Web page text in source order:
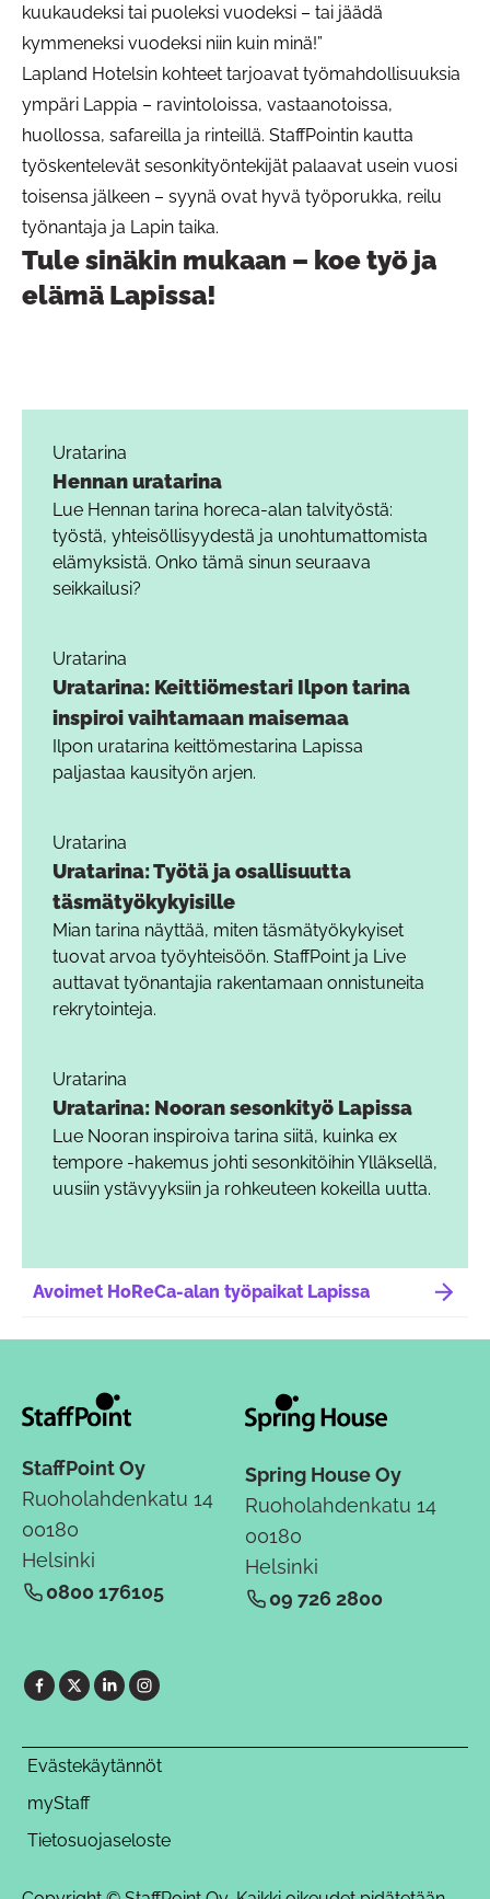
kuukaudeksi tai puoleksi vuodeksi – tai jäädä
kymmeneksi vuodeksi niin kuin minä!”
Lapland Hotelsin kohteet tarjoavat työmahdollisuuksia
ympäri Lappia – ravintoloissa, vastaanotoissa,
huollossa, safareilla ja rinteillä. StaffPointin kautta
työskentelevät sesonkityöntekijät palaavat usein vuosi
toisensa jälkeen – syynä ovat hyvä työporukka, reilu
työnantaja ja Lapin taika.
Tule sinäkin mukaan – koe työ ja
elämä Lapissa!
Uratarina
Hennan uratarina
Lue Hennan tarina horeca-alan talvityöstä:
työstä, yhteisöllisyydestä ja unohtumattomista
elämyksistä. Onko tämä sinun seuraava
seikkailusi?
Uratarina
Uratarina: Keittiömestari Ilpon tarina
inspiroi vaihtamaan maisemaa
Ilpon uratarina keittömestarina Lapissa
paljastaa kausityön arjen.
Uratarina
Uratarina: Työtä ja osallisuutta
täsmätyökykyisille
Mian tarina näyttää, miten täsmätyökykyiset
tuovat arvoa työyhteisöön. StaffPoint ja Live
auttavat työnantajia rakentamaan onnistuneita
rekrytointeja.
Uratarina
Uratarina: Nooran sesonkityö Lapissa
Lue Nooran inspiroiva tarina siitä, kuinka ex
tempore -hakemus johti sesonkitöihin Ylläksellä,
uusiin ystävyyksiin ja rohkeuteen kokeilla uutta.
Avoimet HoReCa-alan työpaikat Lapissa
StaffPoint Oy
Ruoholahdenkatu 14
00180
Helsinki
0800 176105
Spring House Oy
Ruoholahdenkatu 14
00180
Helsinki
09 726 2800
Evästekäytännöt
myStaff
Tietosuojaseloste